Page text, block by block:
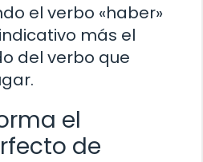
el verbo «haber»
más el
del verbo que
el
de